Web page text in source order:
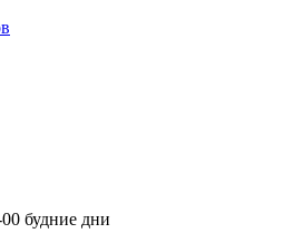
будние дни